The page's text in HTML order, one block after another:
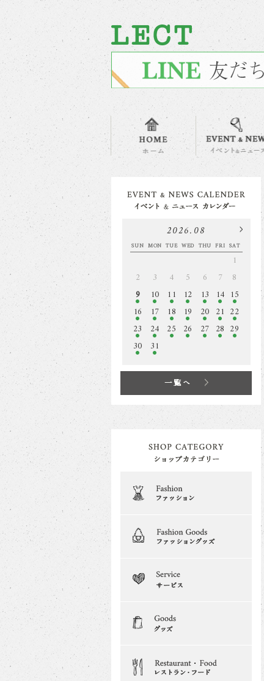
2026.08
SUN MON TUE WED THU FRI SAT
1
2
3 4 5 6 7
8
9
10 11 12 13 14 15
16
17 18 19 20 21 22
23
24 25 26 27 28 29
30 31